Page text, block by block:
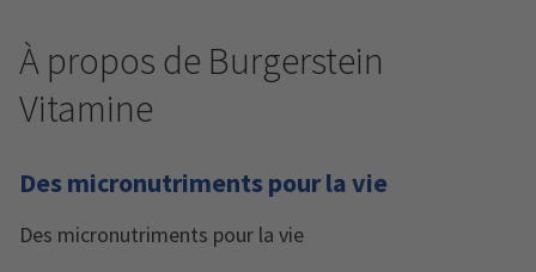
À propos de Burgerstein
Vitamine
Des micronutriments pour la vie
Des micronutriments pour la vie